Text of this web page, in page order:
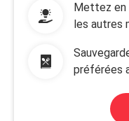
Mettez en
les autres
préférées